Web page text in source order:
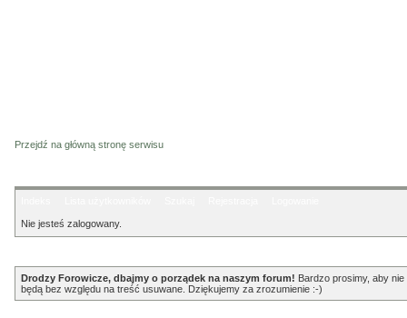
Przejdź na główną stronę serwisu
Nie jesteś zalogowany.
Drodzy Forowicze, dbajmy o porządek na naszym forum! Bardzo prosimy, aby nie
będą bez względu na treść usuwane. Dziękujemy za zrozumienie :-)